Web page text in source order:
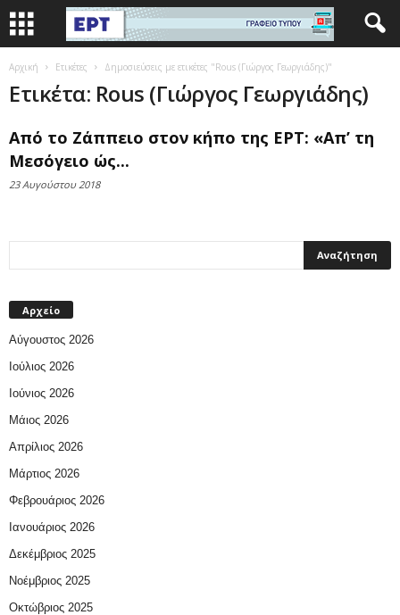
Αρχική Ετικέτες Δημοσιεύσεις με ετικέτες "Rous (Γιώργος Γεωργιάδης)"
Ετικέτα: Rous (Γιώργος Γεωργιάδης)
Από το Ζάππειο στον κήπο της ΕΡΤ: «Απ’ τη
Μεσόγειο ώς...
23 Αυγούστου 2018
Αρχείο
Αύγουστος 2026
Ιούλιος 2026
Ιούνιος 2026
Μάιος 2026
Απρίλιος 2026
Μάρτιος 2026
Φεβρουάριος 2026
Ιανουάριος 2026
Δεκέμβριος 2025
Νοέμβριος 2025
Οκτώβριος 2025